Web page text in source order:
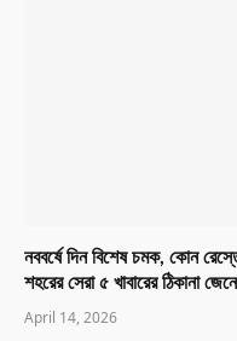
নববর্ষে দিন বিশেষ চমক, কোন
শহরের সেরা ৫ খাবারের ঠিকানা
April 14, 2026